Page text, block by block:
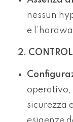
nessun
e
2.
operativo,
sicurezza